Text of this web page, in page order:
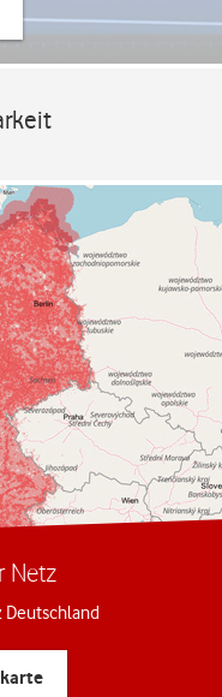
Netz
Deutschland